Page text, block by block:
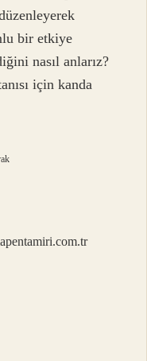
bir etkiye
nasıl anlarız?
için kanda